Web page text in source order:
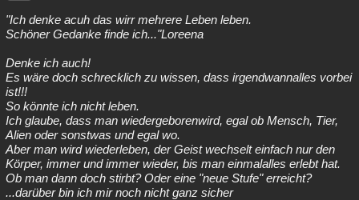
"Ich denke acuh das wirr mehrere Leben leben.
Schöner Gedanke finde ich..."Loreena
Denke ich auch!
Es wäre doch schrecklich zu wissen, dass irgendwannalles vorbei
ist!!!
So könnte ich nicht leben.
Ich glaube, dass man wiedergeborenwird, egal ob Mensch, Tier,
Alien oder sonstwas und egal wo.
Aber man wird wiederleben, der Geist wechselt einfach nur den
Körper, immer und immer wieder, bis man einmalalles erlebt hat.
Ob man dann doch stirbt? Oder eine "neue Stufe" erreicht?
...darüber bin ich mir noch nicht ganz sicher